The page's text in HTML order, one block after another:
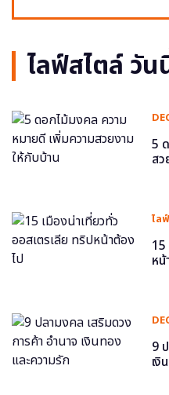
ไลฟ์สไตล์ วัน
5
สว
ไล
15
หน้
9
เงิ